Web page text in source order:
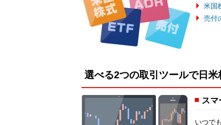
米国
売付
選べる2つの取引ツールで日
ス
いつで